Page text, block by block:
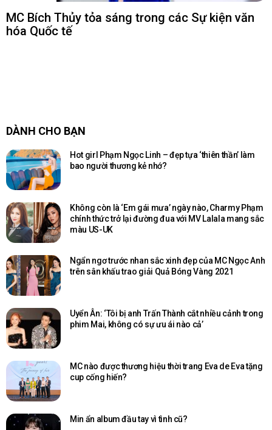
MC Bích Thủy tỏa sáng trong các Sự kiện văn
hóa Quốc tế
DÀNH CHO BẠN
Hot girl Phạm Ngọc Linh – đẹp tựa ‘thiên thần’ làm
bao người thương kẻ nhớ?
Không còn là ‘Em gái mưa’ ngày nào, Charmy Phạm
chính thức trở lại đường đua với MV Lalala mang sắc
màu US-UK
Ngẩn ngơ trước nhan sắc xinh đẹp của MC Ngọc Anh
trên sân khấu trao giải Quả Bóng Vàng 2021
Uyển Ân: ‘Tôi bị anh Trấn Thành cắt nhiều cảnh trong
phim Mai, không có sự ưu ái nào cả’
MC nào được thương hiệu thời trang Eva de Eva tặng
cup cống hiến?
Min ẩn album đầu tay vì tình cũ?